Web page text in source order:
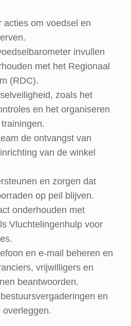
acties om voedsel en
invullen
met het Regionaal
(RDC).
zoals het
en het organiseren
de ontvangst van
van de winkel
en zorgen dat
op peil blijven.
onderhouden met
Vluchtelingenhulp voor
en e-mail beheren en
vrijwilligers en
beantwoorden.
en
overleggen.